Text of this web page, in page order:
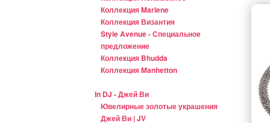
Коллекция Marlene
Коллекция Византия
Style Avenue - Специальное
предложение
Коллекция Bhudda
Коллекция Manhetton
In DJ - Джей Ви
Ювелирные золотые украшения
Джей Ви | JV